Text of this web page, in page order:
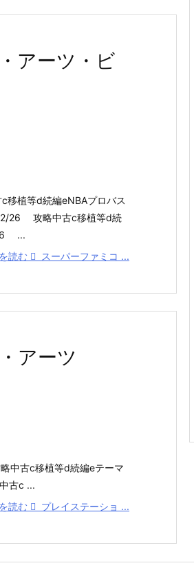
アーツ・ビ
植等d続編eNBAプロバス
26 攻略中古c移植等d続
...
読む
スーパーファミコ ...
アーツ
古c移植等d続編eテーマ
古c ...
読む
プレイステーショ ...